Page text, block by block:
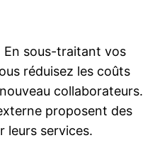
En sous-traitant vos
réduisez les coûts
collaborateurs.
proposent des
leurs services.